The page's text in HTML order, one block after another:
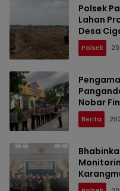
Polsek
Lahan
Desa
Polsek
Nobar
Aman
Berita